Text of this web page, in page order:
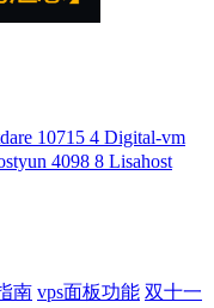
10715 4 Digital-vm
4098 8 Lisahost
南 vps面板功能 双十一